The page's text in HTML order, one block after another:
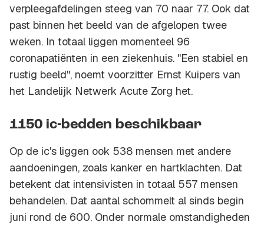
verpleegafdelingen steeg van 70 naar 77. Ook dat
past binnen het beeld van de afgelopen twee
weken. In totaal liggen momenteel 96
coronapatiënten in een ziekenhuis. "Een stabiel en
rustig beeld", noemt voorzitter Ernst Kuipers van
het Landelijk Netwerk Acute Zorg het.
1150 ic-bedden beschikbaar
Op de ic's liggen ook 538 mensen met andere
aandoeningen, zoals kanker en hartklachten. Dat
betekent dat intensivisten in totaal 557 mensen
behandelen. Dat aantal schommelt al sinds begin
juni rond de 600. Onder normale omstandigheden